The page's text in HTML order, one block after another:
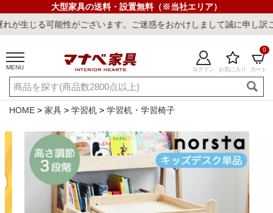
大型家具の送料・設置無料（※当社エリア）
がございます。ご迷惑をおかけしまして誠に申し訳ございません。
MENU ログイン お気に入り カート
0
ご利用ガイド 新規会員登録
店舗一覧 閲覧履歴
キーワード・商品番号で探す
HOME 家具 学習机 学習机・学習椅子